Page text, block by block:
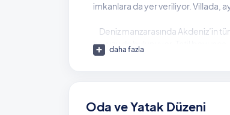
imkanlara da yer veriliyor. Villada,
Deniz manzarasında Akdeniz’in
havuzu da bulunuyor. Tatil
ulaşabileceğiniz Kalkan Halk
daha fazla
Oda ve Yatak Düzeni